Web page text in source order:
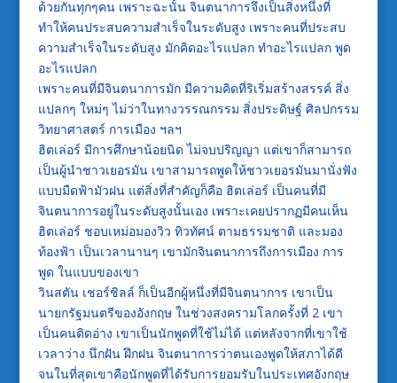
ด้วยกันทุกๆคน เพราะฉะนั้น จินตนาการจึงเป็นสิ่งหนึ่งที่
ทำให้คนประสบความสำเร็จในระดับสูง เพราะคนที่ประสบ
ความสำเร็จในระดับสูง มักคิดอะไรแปลก ทำอะไรแปลก พูด
อะไรแปลก
เพราะคนที่มีจินตนาการมัก มีความคิดที่ริเริ่มสร้างสรรค์ สิ่ง
แปลกๆ ใหม่ๆ ไม่ว่าในทางวรรณกรรม สิ่งประดิษฐ์ ศิลปกรรม
วิทยาศาสตร์ การเมือง ฯลฯ
ฮิตเล่อร์ มีการศึกษาน้อยนิด ไม่จบปริญญา แต่เขาก็สามารถ
เป็นผู้นำชาวเยอรมัน เขาสามารถพูดให้ชาวเยอรมันมานั่งฟัง
แบบมืดฟ้ามัวฝน แต่สิ่งที่สำคัญก็คือ ฮิตเล่อร์ เป็นคนที่มี
จินตนาการอยู่ในระดับสูงนั้นเอง เพราะเคยปรากฏมีคนเห็น
ฮิตเล่อร์ ชอบเหม่อมองวิว ทิวทัศน์ ตามธรรมชาติ และมอง
ท้องฟ้า เป็นเวลานานๆ เขามักจินตนาการถึงการเมือง การ
พูด ในแบบของเขา
วินสตัน เชอร์ชิลล์ ก็เป็นอีกผู้หนึ่งที่มีจินตนาการ เขาเป็น
นายกรัฐมนตรีของอังกฤษ ในช่วงสงครามโลกครั้งที่ 2 เขา
เป็นคนติดอ่าง เขาเป็นนักพูดที่ใช้ไม่ได้ แต่หลังจากที่เขาใช้
เวลาว่าง นึกฝัน ฝึกฝน จินตนาการว่าตนเองพูดให้สภาได้ดี
จนในที่สุดเขาคือนักพูดที่ได้รับการยอมรับในประเทศอังกฤษ